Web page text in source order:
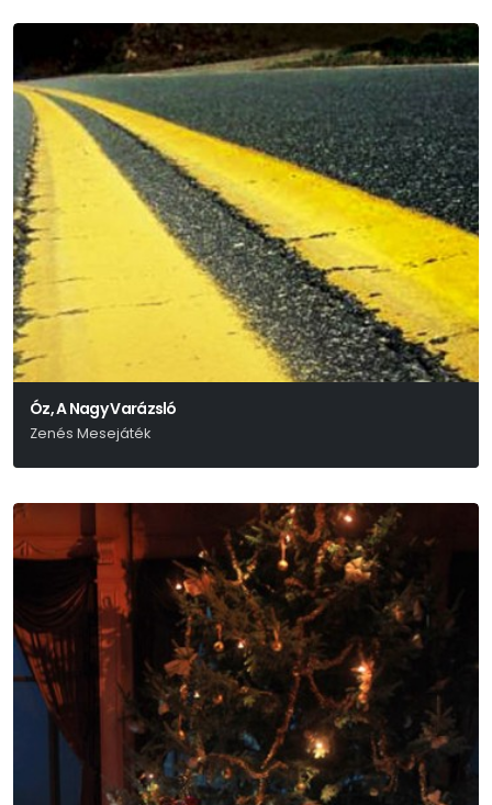
Óz, A Nagy Varázsló
Zenés Mesejáték